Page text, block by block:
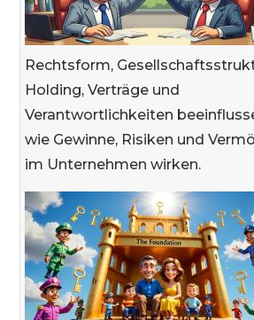
Rechtsform,
Holding, Verträge und
Verantwortlichkeiten
wie Gewinne, Risiken und
im Unternehmen wirken.